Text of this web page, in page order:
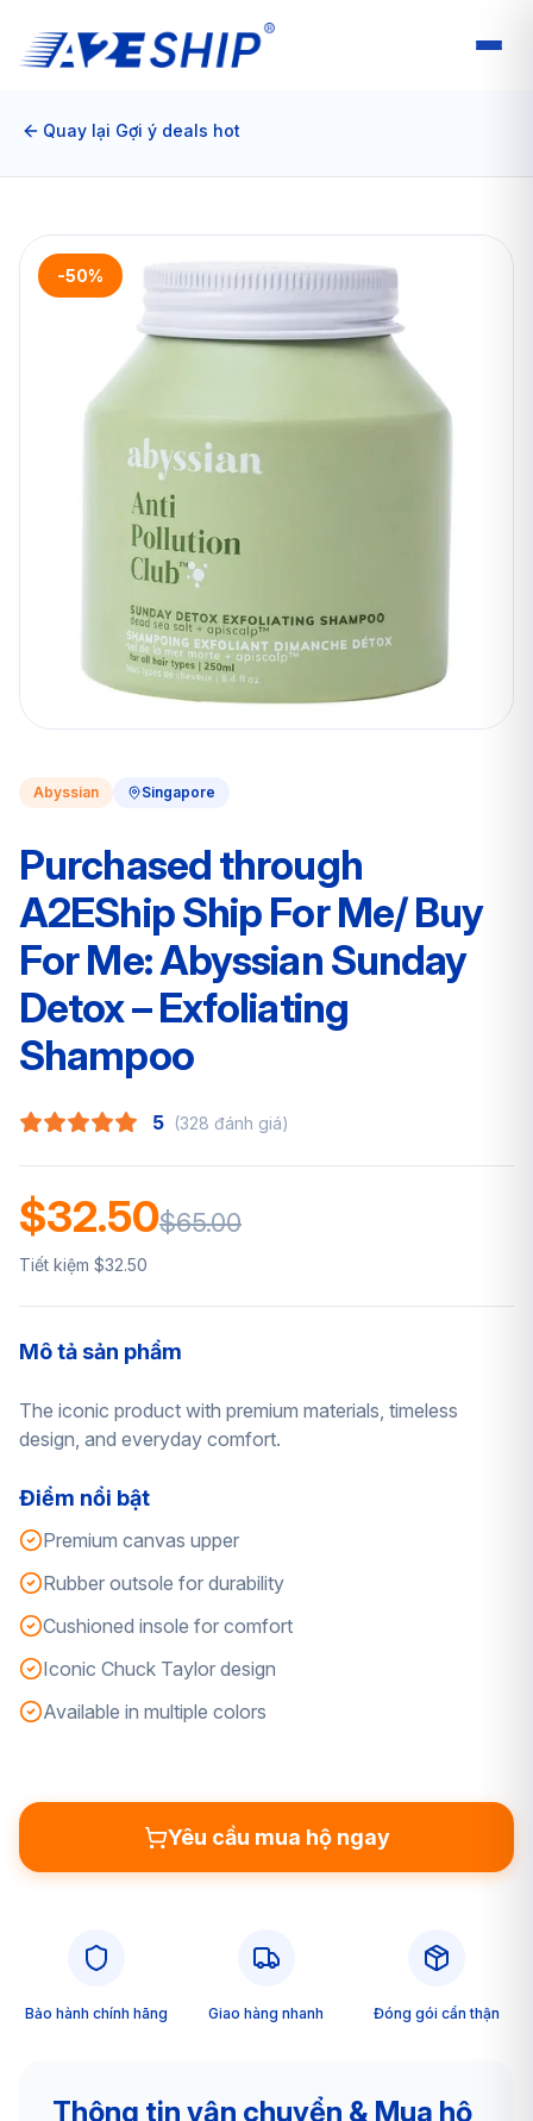
Quay lại Gợi ý deals hot
-50%
Abyssian Singapore
Purchased through
A2EShip Ship For Me/ Buy
For Me: Abyssian Sunday
Detox – Exfoliating
Shampoo
5 (328 đánh giá)
$32.50$65.00
Tiết kiệm $32.50
Mô tả sản phẩm
The iconic product with premium materials, timeless
design, and everyday comfort.
Điểm nổi bật
Premium canvas upper
Rubber outsole for durability
Cushioned insole for comfort
Iconic Chuck Taylor design
Available in multiple colors
Yêu cầu mua hộ ngay
Bảo hành chính hãng Giao hàng nhanh Đóng gói cẩn thận
Thông tin vận chuyển & Mua hộ